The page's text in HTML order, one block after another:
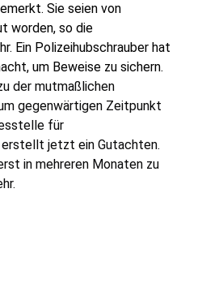
Sie seien von
worden, so die
Ein Polizeihubschrauber hat
um Beweise zu sichern.
der mutmaßlichen
gegenwärtigen Zeitpunkt
für
jetzt ein Gutachten.
in mehreren Monaten zu